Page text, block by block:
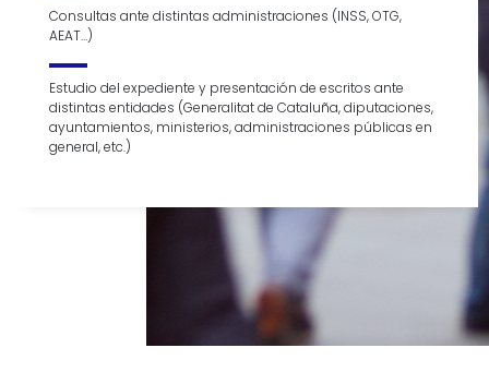
Consultas ante distintas administraciones (INSS, OTG,
AEAT…)
Estudio del expediente y presentación de escritos ante
distintas entidades (Generalitat de Cataluña, diputaciones,
ayuntamientos, ministerios, administraciones públicas en
general, etc.)